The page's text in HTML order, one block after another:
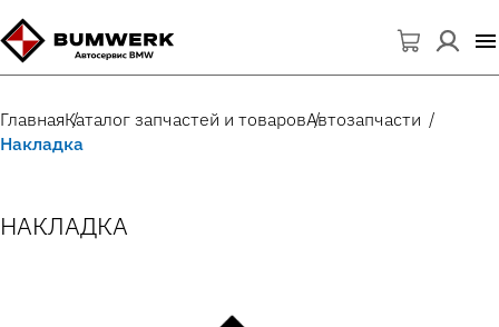
ГлавнаяКаталог запчастей и товаровАвтозапчасти
Накладка
НАКЛАДКА